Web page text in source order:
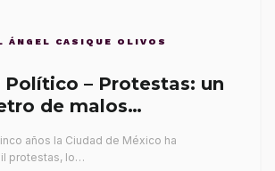
ÁNGEL CASIQUE OLIVOS
Político – Protestas: un
de malos
años la Ciudad de México ha
protestas, lo…